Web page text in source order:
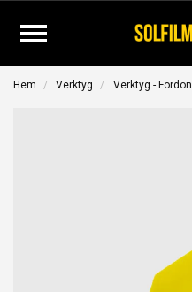
Hem Verktyg Verktyg - Fordon